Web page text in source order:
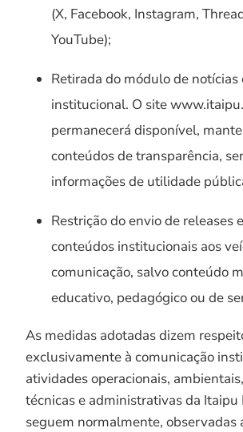
(X, Facebook, Instagram,
YouTube);
Retirada do módulo de
institucional. O site
permanecerá disponível,
conteúdos de transparência,
informações de utilidade
Restrição do envio de releases
conteúdos institucionais aos
comunicação, salvo conteúdo
educativo, pedagógico ou de
As medidas adotadas dizem
exclusivamente à comunicação
atividades operacionais,
técnicas e administrativas da Itaipu
seguem normalmente, observadas